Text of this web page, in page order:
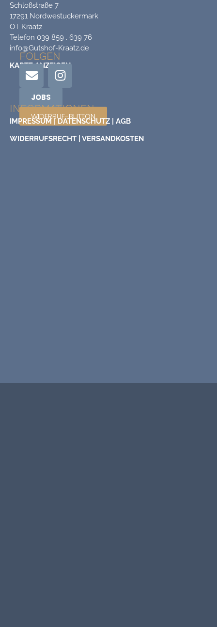
Schloßstraße 7
17291 Nordwestuckermark
OT Kraatz
Telefon 039 859 . 639 76
info@Gutshof-Kraatz.de
KARTE ANZEIGEN
FOLGEN
JOBS
WIDERRUF-BUTTON
INFORMATIONEN
IMPRESSUM |DATENSCHUTZ | AGB
WIDERRUFSRECHT | VERSANDKOSTEN